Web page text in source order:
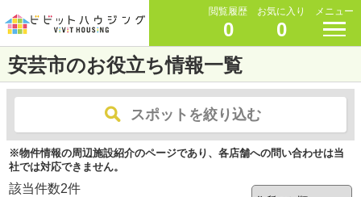
閲覧履歴
0
お気に入り
0
メニュー
安芸市のお役立ち情報一覧
スポットを絞り込む
※物件情報の周辺施設紹介のページであり、各店舗への問い合わせは当
社では対応できません。
該当件数2件